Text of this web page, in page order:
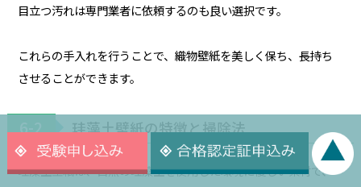
目立つ汚れは専門業者に依頼するのも良い選択です。
これらの手入れを行うことで、織物壁紙を美しく保ち、長持ち
させることができます。
6-2 珪藻土壁紙の特徴と掃除法
珪藻土壁紙は、自然の珪藻土を使用した環境に優しい素材で、